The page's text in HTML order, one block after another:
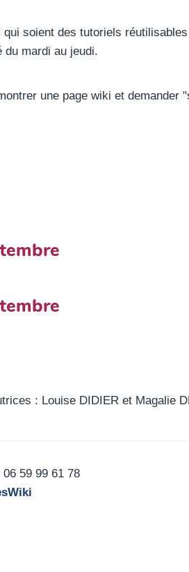
soient des tutoriels réutilisables
du mardi au jeudi.
une page wiki et demander
: Louise DIDIER et Magalie
06 59 99 61 78